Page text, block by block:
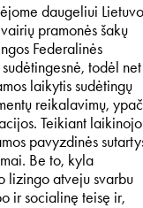
daugeliui
pramonės šakų
Federalinės
todėl net
laikytis sudėtingų
reikalavimų, ypač
Teikiant laikinojo
pavyzdinės
Be to, kyla
lizingo atveju svarbu
ir socialinę teisę ir,